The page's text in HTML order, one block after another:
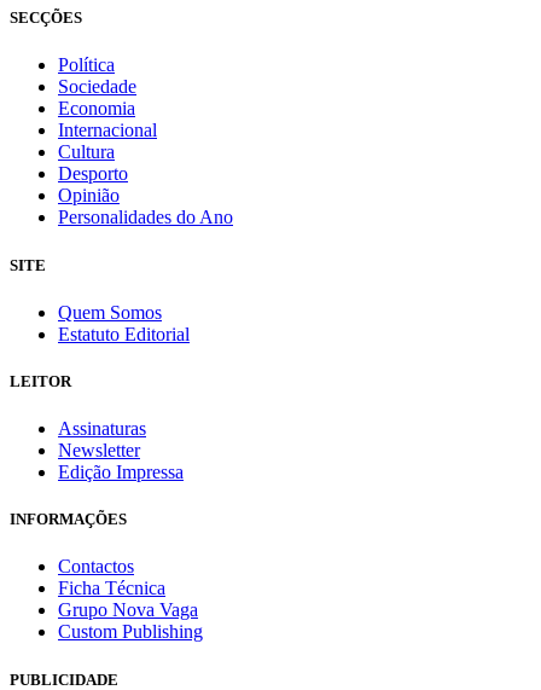
SECÇÕES
Política
Sociedade
Economia
Internacional
Cultura
Desporto
Opinião
Personalidades do Ano
SITE
Quem Somos
Estatuto Editorial
LEITOR
Assinaturas
Newsletter
Edição Impressa
INFORMAÇÕES
Contactos
Ficha Técnica
Grupo Nova Vaga
Custom Publishing
PUBLICIDADE